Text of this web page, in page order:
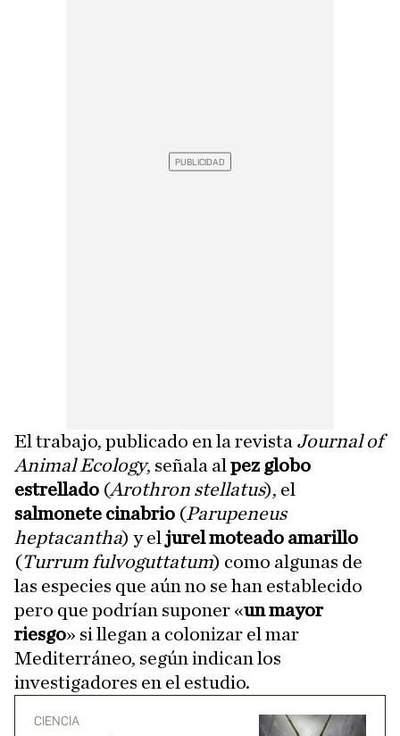
El trabajo, publicado en la revista Journal of
Animal Ecology, señala al pez globo
estrellado (Arothron stellatus), el
salmonete cinabrio (Parupeneus
heptacantha) y el jurel moteado amarillo
(Turrum fulvoguttatum) como algunas de
las especies que aún no se han establecido
pero que podrían suponer «un mayor
riesgo» si llegan a colonizar el mar
Mediterráneo, según indican los
investigadores en el estudio.
CIENCIA